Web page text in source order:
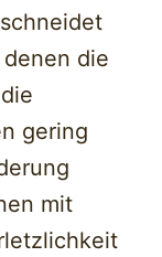
die
gering
mit